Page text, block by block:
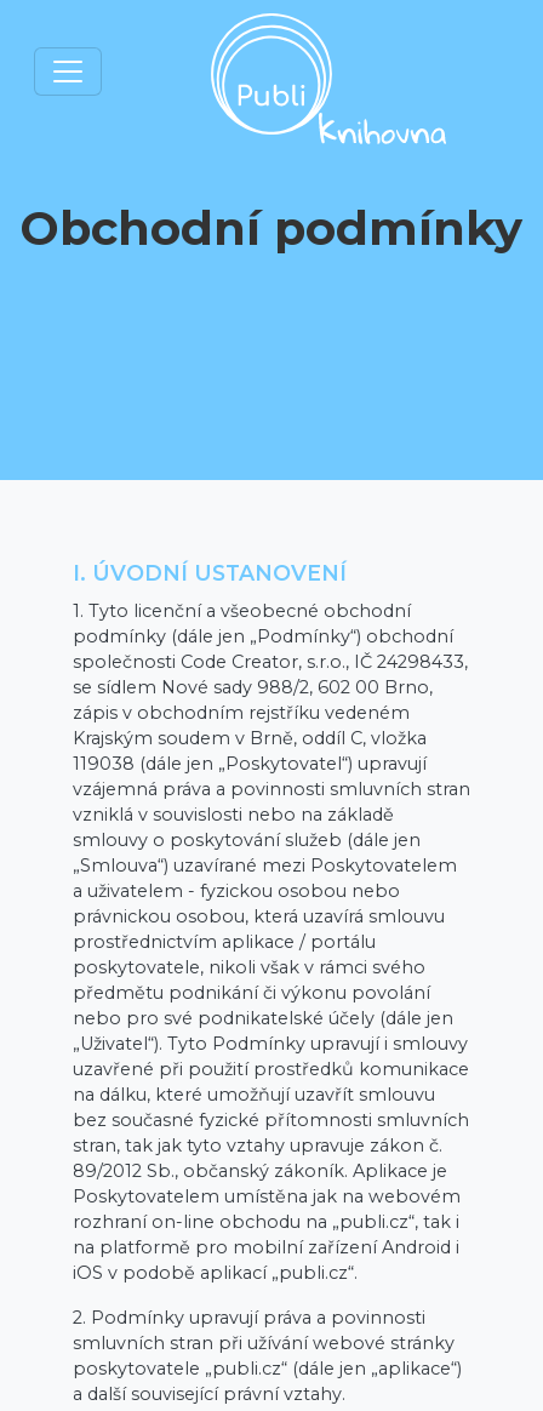
Obchodní podmínky
I. ÚVODNÍ USTANOVENÍ
1. Tyto licenční a všeobecné obchodní
podmínky (dále jen „Podmínky“) obchodní
společnosti Code Creator, s.r.o., IČ 24298433,
se sídlem Nové sady 988/2, 602 00 Brno,
zápis v obchodním rejstříku vedeném
Krajským soudem v Brně, oddíl C, vložka
119038 (dále jen „Poskytovatel“) upravují
vzájemná práva a povinnosti smluvních stran
vzniklá v souvislosti nebo na základě
smlouvy o poskytování služeb (dále jen
„Smlouva“) uzavírané mezi Poskytovatelem
a uživatelem - fyzickou osobou nebo
právnickou osobou, která uzavírá smlouvu
prostřednictvím aplikace / portálu
poskytovatele, nikoli však v rámci svého
předmětu podnikání či výkonu povolání
nebo pro své podnikatelské účely (dále jen
„Uživatel“). Tyto Podmínky upravují i smlouvy
uzavřené při použití prostředků komunikace
na dálku, které umožňují uzavřít smlouvu
bez současné fyzické přítomnosti smluvních
stran, tak jak tyto vztahy upravuje zákon č.
89/2012 Sb., občanský zákoník. Aplikace je
Poskytovatelem umístěna jak na webovém
rozhraní on-line obchodu na „publi.cz“, tak i
na platformě pro mobilní zařízení Android i
iOS v podobě aplikací „publi.cz“.
2. Podmínky upravují práva a povinnosti
smluvních stran při užívání webové stránky
poskytovatele „publi.cz“ (dále jen „aplikace“)
a další související právní vztahy.